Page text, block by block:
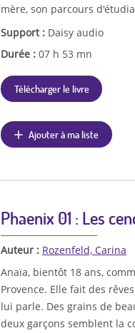
mère, son parcours
Support : Daisy audio
Durée : 07 h 53 mn
Télécharger le livre
Ajouter à ma liste
Phaenix 01 : Les
Auteur : Rozenfeld, Carina
Anaïa, bientôt 18 ans,
Provence. Elle fait des
lui parle. Des grains de
deux garçons semblent la